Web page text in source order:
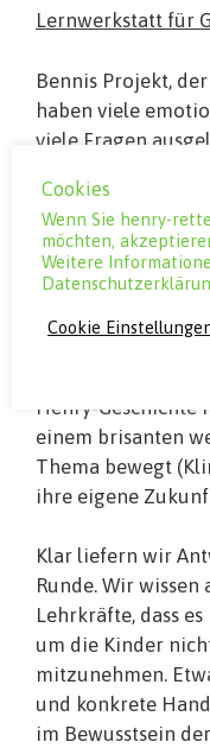
Lernwerkstatt für
Bennis Projekt,
haben viele
viele Fragen
um Henry und
Kinder noch
aufgebracht in
Das ist ungerecht!
macht denn Frau
und Henry
Henry-Geschichte
einem brisanten
Thema bewegt
ihre eigene
Klar liefern wir
Runde. Wir wissen
Lehrkräfte, dass es
um die Kinder
mitzunehmen.
und konkrete
im Bewusstsein
Cookies
Wenn Sie henry-
möchten,
Weitere
Cookie